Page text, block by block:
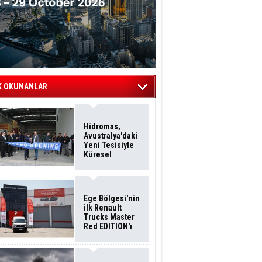
OKUNANLAR
Hidromas,
Avustralya'daki
Yeni Tesisiyle
Küresel
Sürdürüyor
Ege Bölgesi'nin
ilk Renault
Trucks Master
Red EDITION'ı
Filosuna Katıldı